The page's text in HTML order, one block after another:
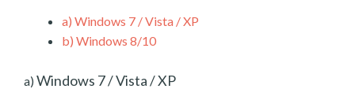
a) Windows 7 / Vista / XP
b) Windows 8/10
a) Windows 7 / Vista / XP